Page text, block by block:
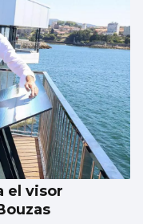
el visor